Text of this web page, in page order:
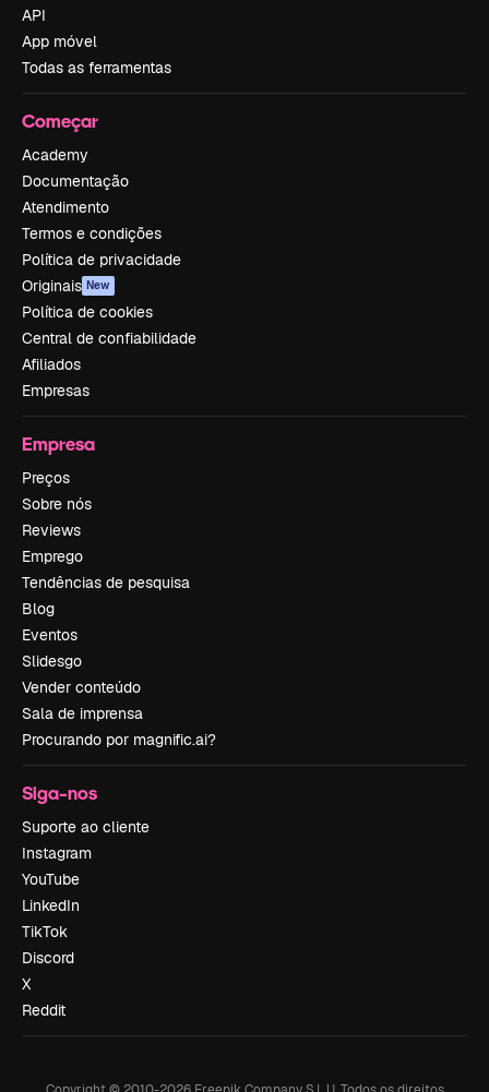
API
App móvel
Todas as ferramentas
Começar
Academy
Documentação
Atendimento
Termos e condições
Política de privacidade
Originais New
Política de cookies
Central de confiabilidade
Afiliados
Empresas
Empresa
Preços
Sobre nós
Reviews
Emprego
Tendências de pesquisa
Blog
Eventos
Slidesgo
Vender conteúdo
Sala de imprensa
Procurando por magnific.ai?
Siga-nos
Suporte ao cliente
Instagram
YouTube
LinkedIn
TikTok
Discord
X
Reddit